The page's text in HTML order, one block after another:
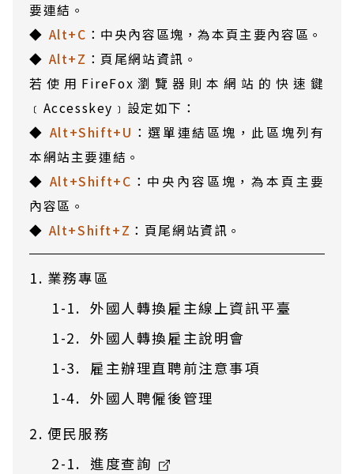
要連結。
Alt+C ：中央內容區塊，為本頁主要內容區。
Alt+Z ：頁尾網站資訊。
若使用FireFox瀏覽器則本網站的快速鍵
﹝Accesskey﹞設定如下：
Alt+Shift+U ：選單連結區塊，此區塊列有
本網站主要連結。
Alt+Shift+C ：中央內容區塊，為本頁主要
內容區。
Alt+Shift+Z ：頁尾網站資訊。
業務專區
外國人轉換雇主線上資訊平臺
外國人轉換雇主說明會
雇主辦理直聘前注意事項
外國人聘僱後管理
便民服務
進度查詢